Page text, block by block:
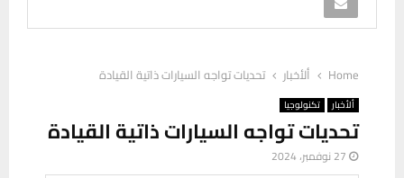
Home ألأخبار تحديات تواجه السيارات ذاتية القيادة
ألأخبار تكنولوجيا
تحديات تواجه السيارات ذاتية القيادة
27 نوفمبر، 2024